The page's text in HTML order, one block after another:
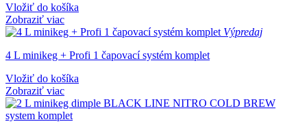
Vložiť do košíka
Zobraziť viac
Výpredaj
4 L minikeg + Profi 1 čapovací systém komplet
Vložiť do košíka
Zobraziť viac